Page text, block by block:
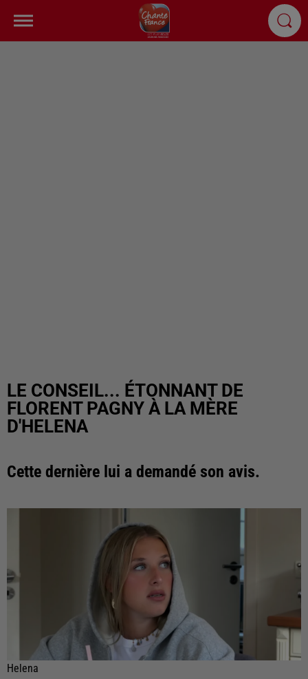
LE CONSEIL... ÉTONNANT DE
FLORENT PAGNY À LA MÈRE
D'HELENA
Cette dernière lui a demandé son avis.
Helena